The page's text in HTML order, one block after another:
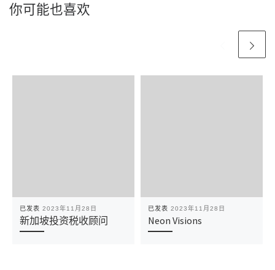
你可能也喜欢
已发表 2023年11月28日
新加坡投资税收顾问
已发表 2023年11月28日
Neon Visions